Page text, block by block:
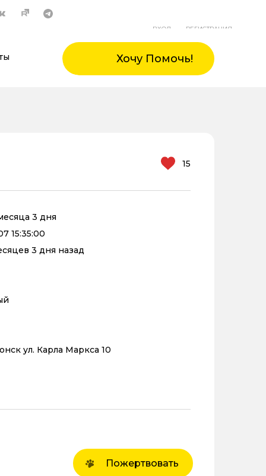
ВХОД РЕГИСТРАЦИЯ
Хочу Помочь!
15
3 дня
15:35:00
3 дня назад
ул. Карла Маркса 10
Пожертвовать